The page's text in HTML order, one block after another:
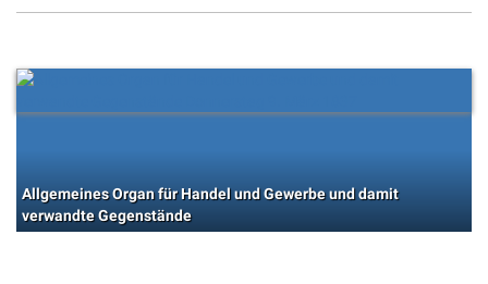
Allgemeines Organ für Handel und Gewerbe und damit
verwandte Gegenstände